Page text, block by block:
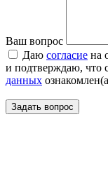
Ваш вопрос
Даю согласие на
и подтверждаю, что
данных